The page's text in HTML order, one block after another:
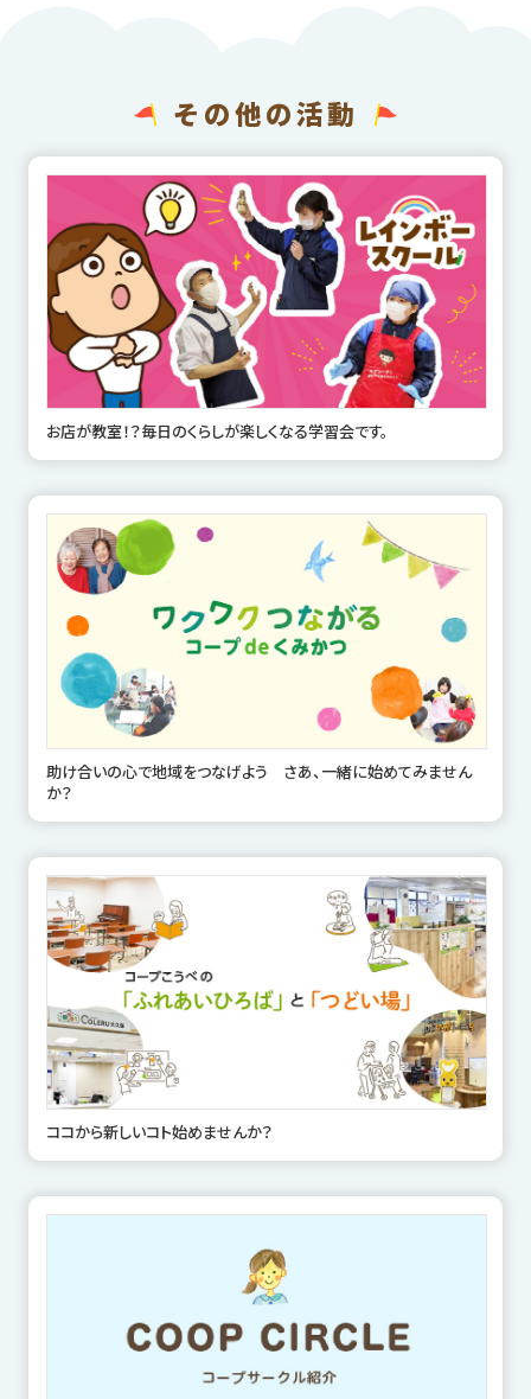
その他の活動
お店が教室！？毎日のくらしが楽しくなる学習会です。
助け合いの心で地域をつなげよう さあ、一緒に始めてみません
か？
ココから新しいコト始めませんか？